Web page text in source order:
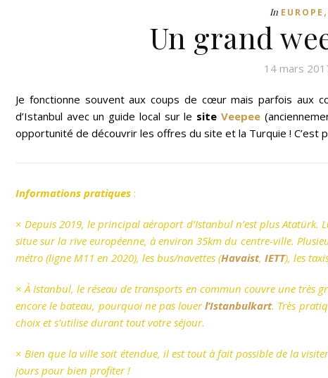
In EUROPE ,
Un grand
14 mars
Je fonctionne souvent aux coups de cœur mais parfois aux
d’Istanbul avec un guide local sur le site Veepee
opportunité de découvrir les offres du site et la Turquie ! C’est
Informations pratiques :
× Depuis 2019, le principal aéroport d’Istanbul n’est plus
situe sur la rive européenne, à environ 35km du centre-ville.
métro (ligne M11 en 2020), les bus/navettes (Havaist, IETT), les
×À Istanbul, le réseau de transports en commun couvre une très
encore le bateau, pourquoi ne pas louerl’Istanbulkart. Très
choix et s’utilise durant tout votre séjour.
× Bien que la ville soit étendue, il est tout à fait possible de la
jours pour bien profiter !